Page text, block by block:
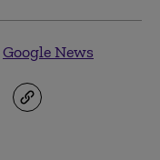
Google News